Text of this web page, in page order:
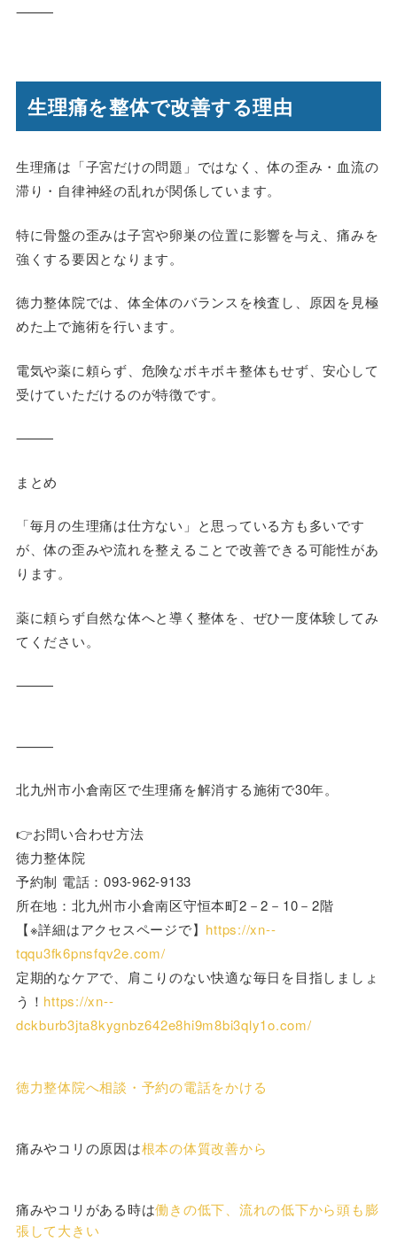
⸻
生理痛を整体で改善する理由
生理痛は「子宮だけの問題」ではなく、体の歪み・血流の
滞り・自律神経の乱れが関係しています。
特に骨盤の歪みは子宮や卵巣の位置に影響を与え、痛みを
強くする要因となります。
徳力整体院では、体全体のバランスを検査し、原因を見極
めた上で施術を行います。
電気や薬に頼らず、危険なボキボキ整体もせず、安心して
受けていただけるのが特徴です。
⸻
まとめ
「毎月の生理痛は仕方ない」と思っている方も多いです
が、体の歪みや流れを整えることで改善できる可能性があ
ります。
薬に頼らず自然な体へと導く整体を、ぜひ一度体験してみ
てください。
⸻
⸻
北九州市小倉南区で生理痛を解消する施術で30年。
👉お問い合わせ方法
徳力整体院
予約制 電話：093-962-9133
所在地：北九州市小倉南区守恒本町2－2－10－2階
【※詳細はアクセスページで】 https://xn--
tqqu3fk6pnsfqv2e.com/
定期的なケアで、肩こりのない快適な毎日を目指しましょ
う！ https://xn--
dckburb3jta8kygnbz642e8hi9m8bi3qly1o.com/
徳力整体院へ相談・予約の電話をかける
痛みやコリの原因は根本の体質改善から
痛みやコリがある時は働きの低下、流れの低下から頭も膨
張して大きい